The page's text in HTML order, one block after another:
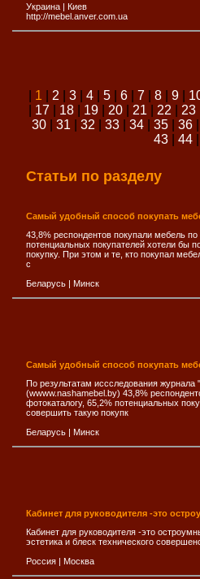
Украина | Киев
http://mebel.anver.com.ua
1 2 3| 4| 5| 6| 7| 8| 9|
17| 18| 19| 20| 21 22 23|
30| 31 32 33| 34| 35| 36|
43| 44|
Статьи по разделу
Самый удобный способ покупать
43,8% респондентов покупали мебель по
потенциальных покупателей хотели бы
покупку. При этом и те, кто покупал
с
Беларусь | Минск
Самый удобный способ покупать
По результатам иссследования
(wwww.nashamebel.by) 43,8%
фотокаталогу, 65,2% потенциальных
совершить такую покупк
Беларусь | Минск
Кабинет для руководителя -это
Кабинет для руководителя -это
эстетика и блеск технического
Россия | Москва